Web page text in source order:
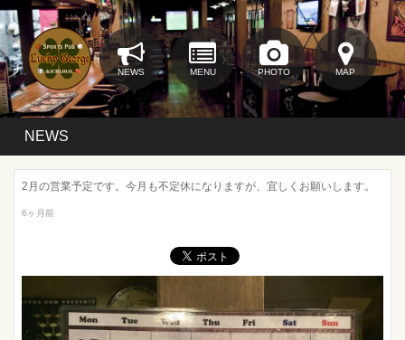
NEWS MENU PHOTO MAP
NEWS
2月の営業予定です。今月も不定休になりますが、宜しくお願いします。
6ヶ月前